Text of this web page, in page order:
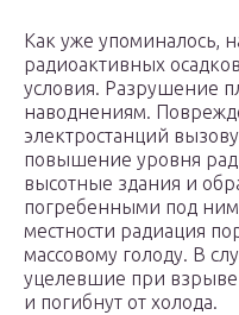
Как уже упоминалось,
радиоактивных
условия. Разрушение
наводнениям.
электростанций
повышение уровня
высотные здания и
погребенными под
местности радиация
массовому голоду. В
уцелевшие при взрыве
и погибнут от холода.